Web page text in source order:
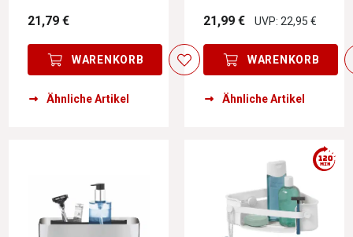
21,79 €
WARENKORB
Ähnliche Artikel
21,99 € UVP: 22,95 €
WARENKORB
Ähnliche Artikel